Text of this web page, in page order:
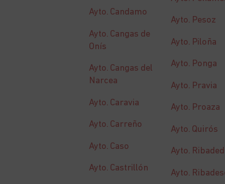
Ayto. Candamo
Ayto. Cangas de
Onís
Ayto. Cangas del
Narcea
Ayto. Caravia
Ayto. Carreño
Ayto. Caso
Ayto. Castrillón
Ayto. Pesoz
Ayto. Piloña
Ayto. Ponga
Ayto. Pravia
Ayto. Proaza
Ayto. Quirós
Ayto.
Ayto.